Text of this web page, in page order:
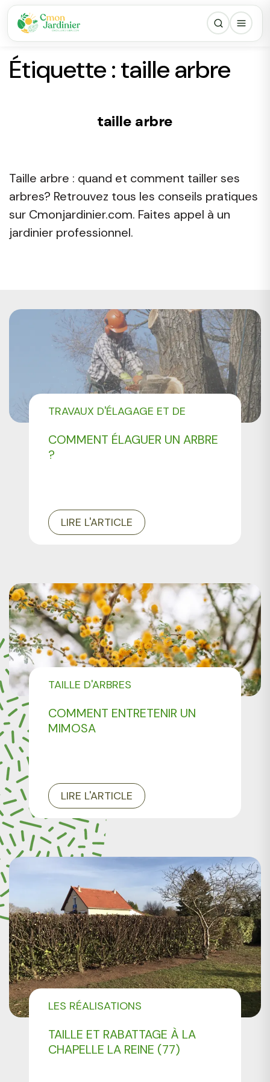
Étiquette :taille arbre
taille arbre
Taille arbre : quand et comment tailler ses
arbres? Retrouvez tous les conseils pratiques
sur Cmonjardinier.com. Faites appel à un
jardinier professionnel.
COMMENT ÉLAGUER UN ARBRE
?
TRAVAUX D'ÉLAGAGE ET DE
TARIF D'UN ÉLAGUEUR
LIRE L'ARTICLE
COMMENT ENTRETENIR UN
MIMOSA
TAILLE D'ARBRES
LIRE L'ARTICLE
TAILLE ET RABATTAGE À LA
CHAPELLE LA REINE (77)
LES RÉALISATIONS